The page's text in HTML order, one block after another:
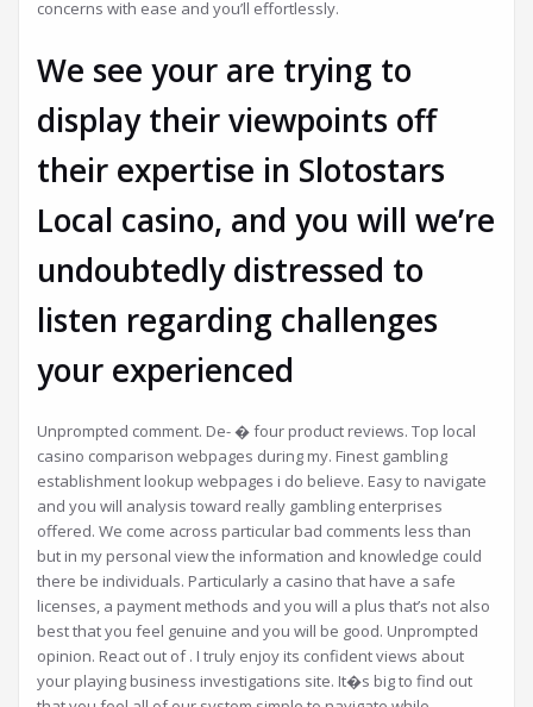
:.
Misericórdia de
Azambuja
LER MAIS